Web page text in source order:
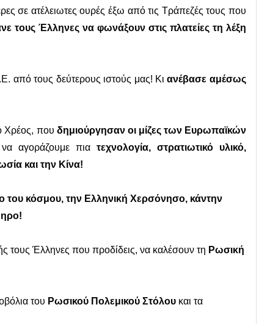
σε ατέλειωτες ουρές έξω από τις Τράπεζές τους που
τους Έλληνες να φωνάξουν στις πλατείες τη λέξη
από τους δεύτερους ιστούς μας! Κιανέβασε αμέσως
Χρέος, που δημιούργησαν οι μίζες των Ευρωπαϊκών
αγοράζουμε πιατεχνολογία, στρατιωτικό υλικό,
και την Κίνα!
του κόσμου, την Ελληνική Χερσόνησο, κάντην
τους Έλληνες που προδίδεις, να καλέσουν τη Ρωσική
του Ρωσικού Πολεμικού Στόλου και τα